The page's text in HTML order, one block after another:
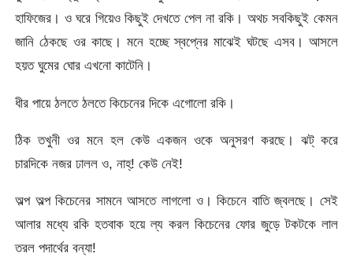
হাফিজের। ও ঘরে গিয়েও কিছুই দেখতে পেল না রকি। অথচ সবকিছুই কেমন
জানি ঠেকছে ওর কাছে। মনে হচ্ছে স্বপ্নের মাঝেই ঘটছে এসব। আসলে
হয়ত ঘুমের ঘোর এখনো কাটেনি।
ধীর পায়ে ঠলতে ঠলতে কিচেনের দিকে এগোলো রকি।
ঠিক তখুনী ওর মনে হল কেউ একজন ওকে অনুসরণ করছে। ঝট্ করে
চারদিকে নজর ঢালল ও, নাহ্! কেউ নেই!
অল্প অল্প কিচেনের সামনে আসতে লাগলো ও। কিচেনে বাতি জ্বলছে। সেই
আলার মধ্যে রকি হতবাক হয়ে ল্য করল কিচেনের ফোর জুড়ে টকটকে লাল
তরল পদার্থের বন্যা!